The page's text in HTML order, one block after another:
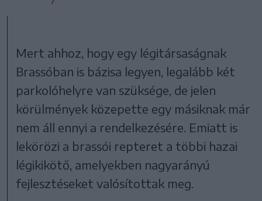
Mert ahhoz, hogy egy légitársaságnak
Brassóban is bázisa legyen, legalább két
parkolóhelyre van szüksége, de jelen
körülmények közepette egy másiknak már
nem áll ennyi a rendelkezésére. Emiatt is
lekörözi a brassói repteret a többi hazai
légikikötő, amelyekben nagyarányú
fejlesztéseket valósítottak meg.